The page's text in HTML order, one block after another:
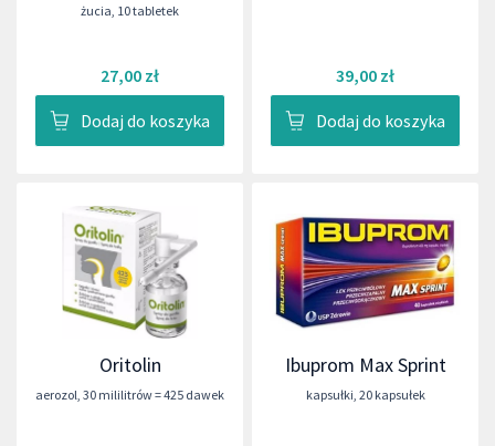
żucia 10 tabletek
27,00 zł
Dodaj do koszyka
39,00 zł
Dodaj do koszyka
Oritolin
aerozol 30 mililitrów = 425 dawek
Ibuprom Max Sprint
kapsułki 20 kapsułek